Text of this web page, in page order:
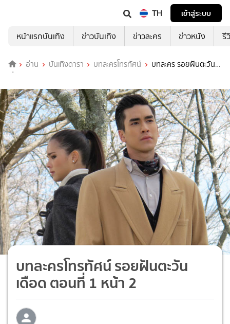
TH
เข้าสู่ระบบ
หน้าแรกบันเทิง
ข่าวบันเทิง ข่าวละคร ข่าวหนัง รี
อ่าน บันเทิงดารา บทละครโทรทัศน์
บทละคร รอยฝันตะวัน
เดือด
บทละครโทรทัศน์ รอยฝันตะวัน
เดือด ตอนที่ 1 หน้า 2